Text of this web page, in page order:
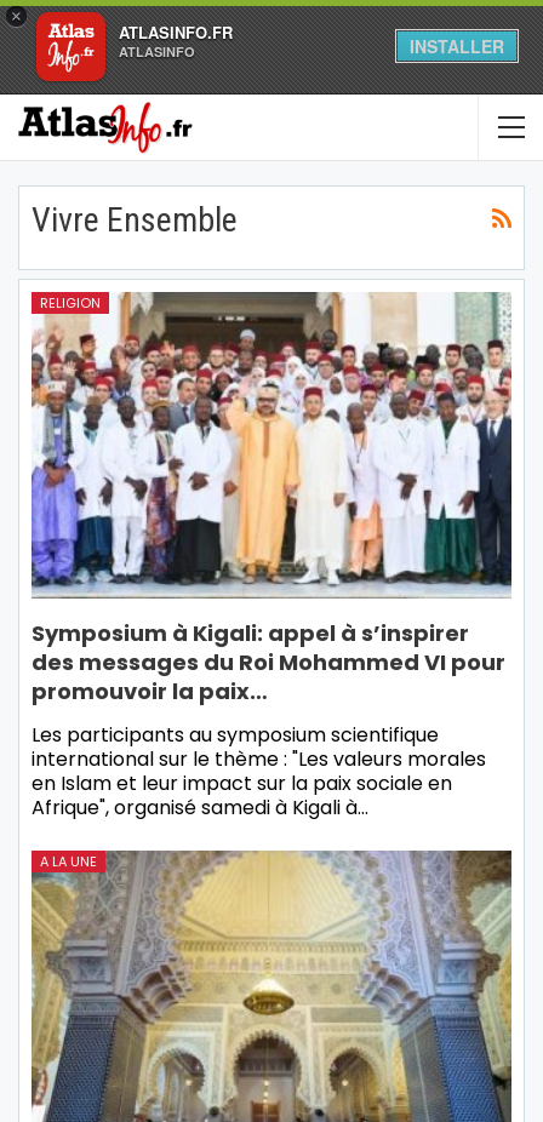
×
ATLASINFO.FR
ATLASINFO INSTALLER
Vivre Ensemble
RELIGION
Symposium à Kigali: appel à s’inspirer
des messages du Roi Mohammed VI pour
promouvoir la paix…
Les participants au symposium scientifique
international sur le thème : "Les valeurs morales
en Islam et leur impact sur la paix sociale en
Afrique", organisé samedi à Kigali à…
A LA UNE